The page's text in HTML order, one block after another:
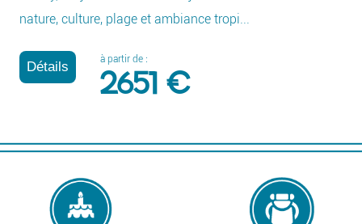
nature, culture, plage et ambiance tropi...
Détails
à partir de :
2651 €